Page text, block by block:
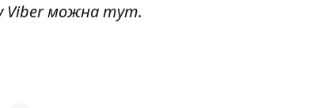
Viber можнатут.